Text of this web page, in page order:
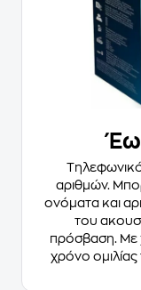
αριθμών.
ονόματα και
του
πρόσβαση. Με
χρόνο ομιλίας